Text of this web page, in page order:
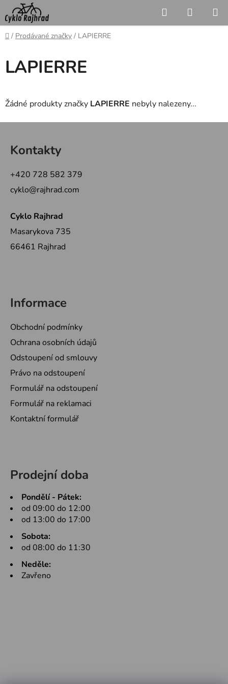
Přejít
na
obsah
Hledat
KOŠÍK
Domů
/ Prodávané značky / LAPIERRE
LAPIERRE
Žádné produkty značky LAPIERRE nebyly nalezeny...
Kontakty
+420 728 582 379
cyklo@rajhrad.com
Cyklo Rajhrad
Masarykova 735
66461 Rajhrad
Informace
Obchodní podmínky
Ochrana osobních údajů
Odstoupení od smlouvy
Právo na odstoupení
Formulář na odstoupení
Formulář na reklamaci
Kontaktní formulář
Prodejní doba
Pondělí - Pátek:
od 09:00 do 12:00
od 13:00 do 17:00
Sobota:
od 08:00 do 11:30
Neděle:
Zavřeno